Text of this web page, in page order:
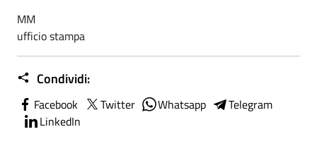
MM
ufficio stampa
Condividi:
Facebook Twitter Whatsapp
Telegram
LinkedIn